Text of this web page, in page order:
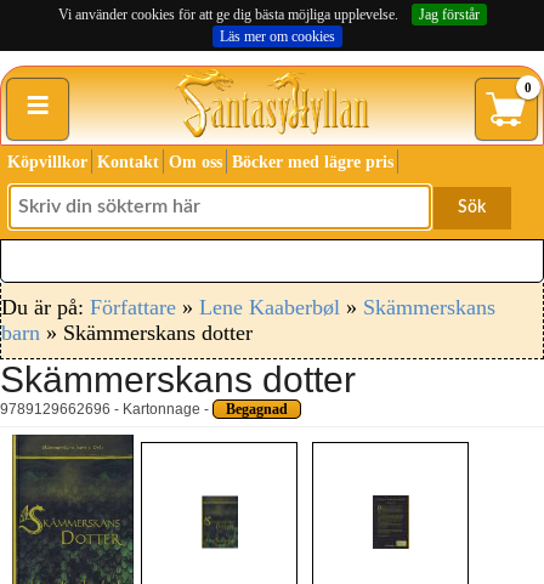
Vi använder cookies för att ge dig bästa möjliga upplevelse.
Jag förstår
Läs mer om cookies
≡ 0
Köpvillkor Kontakt Om oss Böcker med lägre pris
Sök
Du är på: Författare » Lene Kaaberbøl » Skämmerskans
barn » Skämmerskans dotter
Skämmerskans dotter
9789129662696 - Kartonnage - Begagnad